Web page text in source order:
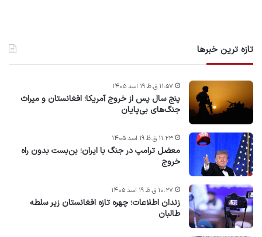
تازه ترین خبرها
پنج سال پس از خروج آمریکا؛ افغانستان و میراث
جنگ‌های بی‌پایان
۱۱:۵۷ ق.ظ ۱۹ اسد ۱۴۰۵
معضل ترامپ در جنگ با ایران؛ بن‌بست بدون راه
خروج
۱۱:۲۳ ق.ظ ۱۹ اسد ۱۴۰۵
زندان اطلاعات؛ چهره تازه افغانستان زیر سلطه
طالبان
۱۰:۲۷ ق.ظ ۱۹ اسد ۱۴۰۵